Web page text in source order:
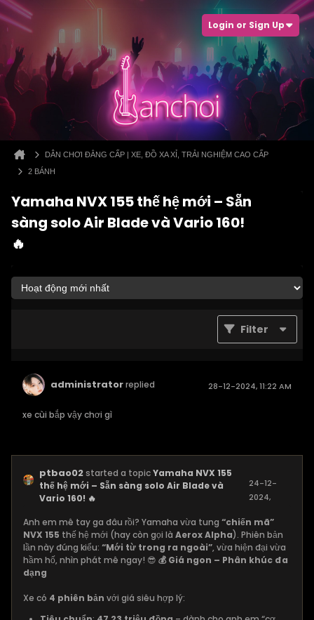
Login or Sign Up
DÂN CHƠI ĐẲNG CẤP | XE, ĐỒ XA XỈ, TRẢI NGHIỆM CAO CẤP
2 BÁNH
Yamaha NVX 155 thế hệ mới – Sẵn
sàng solo Air Blade và Vario 160!
🔥
Filter
administratorreplied 28-12-2024, 11:22 AM
xe cùi bắp vậy chơi gì
ptbao02 started a topicYamaha NVX 155
thế hệ mới – Sẵn sàng solo Air Blade và
Vario 160! 🔥
24-12-
2024,
Anh em mê tay ga đâu rồi? Yamaha vừa tung “chiến mã”
NVX 155 thế hệ mới (hay còn gọi là Aerox Alpha). Phiên bản
lần này đúng kiểu: “Mới từ trong ra ngoài”, vừa hiện đại vừa
hầm hố, nhìn phát mê ngay! 😎 💰 Giá ngon – Phân khúc đa
dạng
Xe có 4 phiên bản với giá siêu hợp lý: